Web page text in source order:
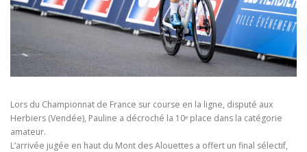
Lors du Championnat de France sur course en la ligne, disputé aux
Herbiers (Vendée), Pauline a décroché la 10ᵉ place dans la catégorie
amateur.
L’arrivée jugée en haut du Mont des Alouettes a offert un final sélectif,